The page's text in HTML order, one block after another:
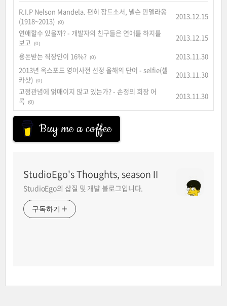
R.I.P Nelson Mandela. 편히 잠드소서, 넬슨 만델라옹
(1918~2013)
(0)
2013.12.15
연애할수 있을까? - 개발자의 친구들은 연애를 하지를
보고
(0)
2013.12.15
용돈받는 직장인이 16%? (0)
2013.11.30
2013년 옥스포드 영어사전 선정 올해의 단어 - selfie(셀
카샷)
(0)
2013.11.30
고정관념에 얽매이지 않고 있는가? - 손정의 회장 어
록
(0)
2013.11.30
Buy me a coffee
StudioEgo's Thoughts, seasonⅡ
StudioEgo의 삽질 및 개발 블로그입니다.
구독하기